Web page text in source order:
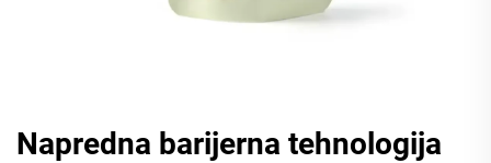
Napredna barijerna tehnologija